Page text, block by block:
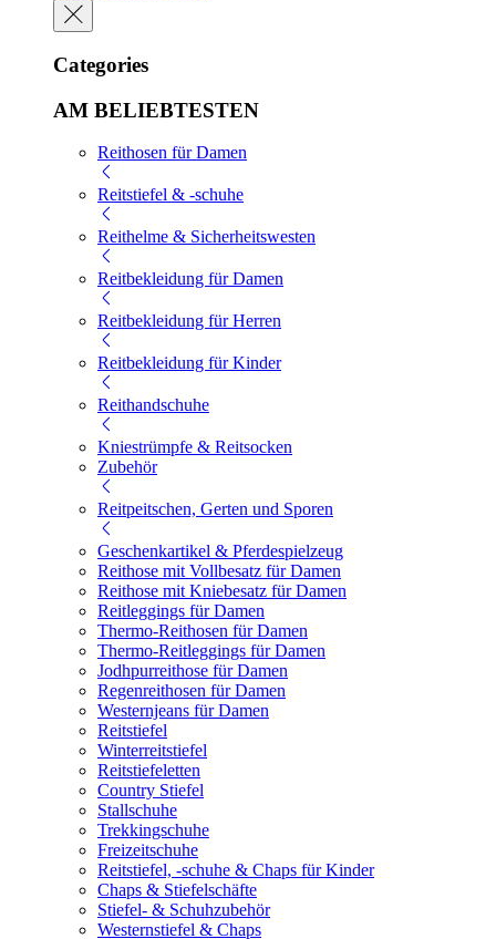
Categories
AM BELIEBTESTEN
Reithosen für Damen
Reitstiefel & -schuhe
Reithelme & Sicherheitswesten
Reitbekleidung für Damen
Reitbekleidung für Herren
Reitbekleidung für Kinder
Reithandschuhe
Kniestrümpfe & Reitsocken
Zubehör
Reitpeitschen, Gerten und Sporen
Geschenkartikel & Pferdespielzeug
Reithose mit Vollbesatz für Damen
Reithose mit Kniebesatz für Damen
Reitleggings für Damen
Thermo-Reithosen für Damen
Thermo-Reitleggings für Damen
Jodhpurreithose für Damen
Regenreithosen für Damen
Westernjeans für Damen
Reitstiefel
Winterreitstiefel
Reitstiefeletten
Country Stiefel
Stallschuhe
Trekkingschuhe
Freizeitschuhe
Reitstiefel, -schuhe & Chaps für Kinder
Chaps & Stiefelschäfte
Stiefel- & Schuhzubehör
Westernstiefel & Chaps